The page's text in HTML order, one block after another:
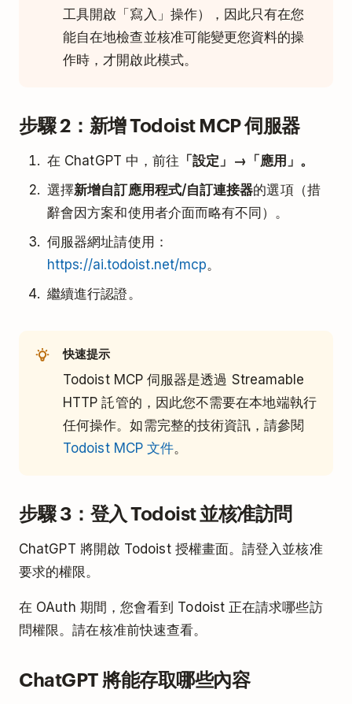
工具開啟「寫入」操作），因此只有在您
能自在地檢查並核准可能變更您資料的操
作時，才開啟此模式。
步驟 2：新增 Todoist MCP 伺服器
在 ChatGPT 中，前往 「設定」→「應用」。
選擇新增自訂應用程式/自訂連接器的選項（措
辭會因方案和使用者介面而略有不同）。
伺服器網址請使用：
https://ai.todoist.net/mcp。
繼續進行認證。
快速提示
Todoist MCP 伺服器是透過 Streamable
HTTP 託管的，因此您不需要在本地端執行
任何操作。如需完整的技術資訊，請參閱
Todoist MCP 文件。
步驟 3：登入 Todoist 並核准訪問
ChatGPT 將開啟 Todoist 授權畫面。請登入並核准
要求的權限。
在 OAuth 期間，您會看到 Todoist 正在請求哪些訪
問權限。請在核准前快速查看。
ChatGPT 將能存取哪些內容